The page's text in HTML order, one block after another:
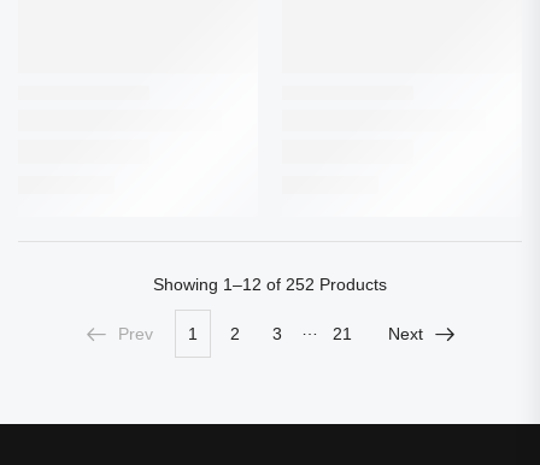
Showing 1–12 of 252 Products
Prev 1 2 3 21 Next